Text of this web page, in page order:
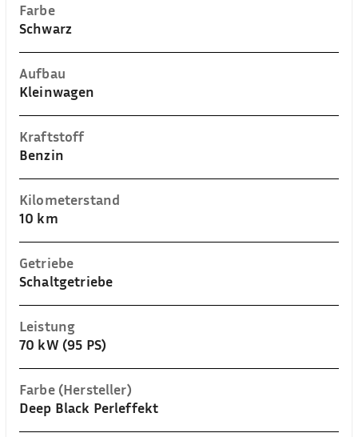
Farbe
Schwarz
Aufbau
Kleinwagen
Kraftstoff
Benzin
Kilometerstand
10 km
Getriebe
Schaltgetriebe
Leistung
70 kW (95 PS)
Farbe (Hersteller)
Deep Black Perleffekt